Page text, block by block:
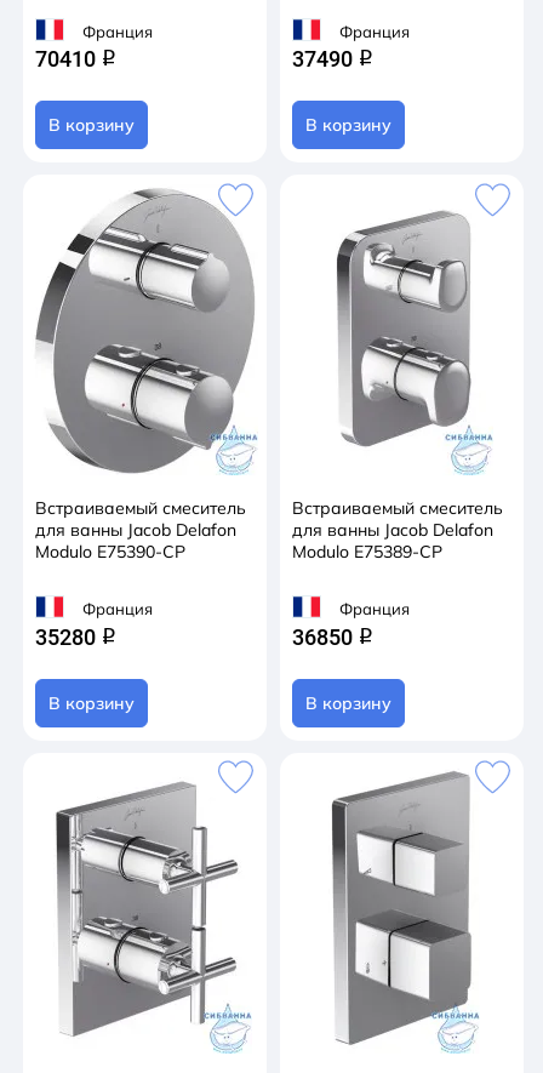
Франция
70410 q
В корзину
Франция
37490 q
В корзину
Встраиваемый смеситель
для ванны Jacob Delafon
Modulo E75390-CP
Франция
35280 q
В корзину
Встраиваемый смеситель
для ванны Jacob Delafon
Modulo E75389-CP
Франция
36850 q
В корзину